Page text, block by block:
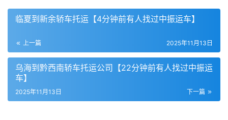
临夏到新余轿车托运【4分钟前有人找过中振运车】
上一篇 2025年11月13日
乌海到黔西南轿车托运公司【22分钟前有人找过中振运
车】
下一篇
2025年11月13日